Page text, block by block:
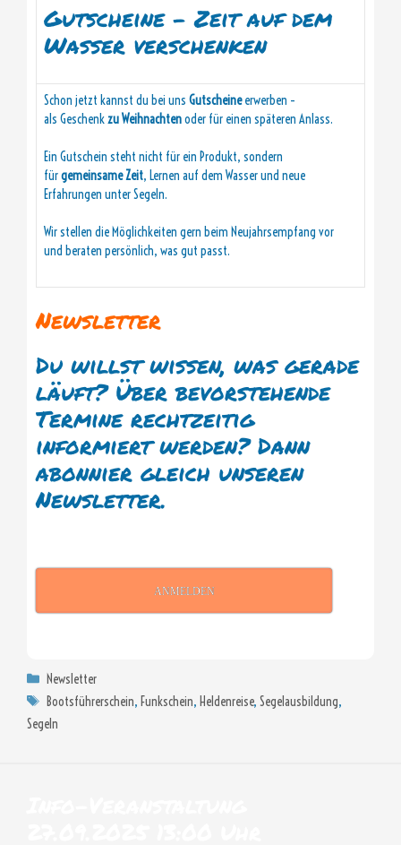
Gutscheine - Zeit auf dem
Wasser verschenken
Schon jetzt kannst du bei uns Gutscheineerwerben –
als Geschenkzu Weihnachtenoder für einen späteren Anlass.
Ein Gutschein steht nicht für ein Produkt, sondern
fürgemeinsame Zeit, Lernen auf dem Wasser und neue
Erfahrungen unter Segeln.
Wir stellen die Möglichkeiten gern beim Neujahrsempfang vor
und beraten persönlich, was gut passt.
Newsletter
Du willst wissen, was gerade
läuft? Über bevorstehende
Termine rechtzeitig
informiert werden? Dann
abonnier gleich unseren
Newsletter.
ANMELDEN
Kategorien
Newsletter
Schlagwörter
Bootsführerschein, Funkschein, Heldenreise,Segelausbildung,
Segeln